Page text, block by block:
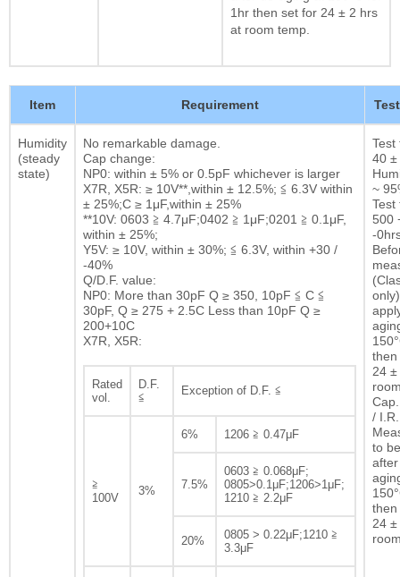
1hr then set for 24 ± 2 hrs
at room temp.
Item Requirement
Humidity
(steady
state)
No remarkable damage.
Cap change:
NP0: within ± 5% or 0.5pF whichever is larger
X7R, X5R: ≥ 10V**,within ± 12.5%; ≦ 6.3V within
± 25%;C ≥ 1μF,within ± 25%
**10V: 0603 ≧ 4.7μF;0402 ≧ 1μF;0201 ≧ 0.1μF,
within ± 25%;
Y5V: ≥ 10V, within ± 30%; ≦ 6.3V, within +30 /
-40%
Q/D.F. value:
NP0: More than 30pF Q ≥ 350, 10pF ≦ C ≦
30pF, Q ≥ 275 + 2.5C Less than 10pF Q ≥
200+10C
X7R, X5R:
Rated
vol.
D.F.
≦
Exception of D.F. ≦
≧
100V
3%
6% 1206 ≧ 0.47μF
7.5%
0603 ≧ 0.068μF;
0805>0.1μF;1206>1μF;
1210 ≧ 2.2μF
20%
0805 > 0.22μF;1210 ≧
3.3μF
Test
40 ±
~
Test
500
-
then
24 ±
/ I.R.
to
then
24 ±